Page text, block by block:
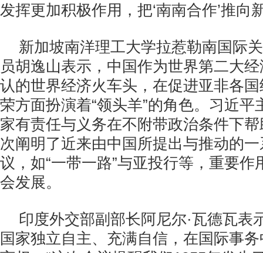
发挥更加积极作用，把‘南南合作’推向
新加坡南洋理工大学拉惹勒南国际
员胡逸山表示，中国作为世界第二大
认的世界经济火车头，在促进亚非各
荣方面扮演着“领头羊”的角色。习近平
家有责任与义务在不附带政治条件下
次阐明了近来由中国所提出与推动的
议，如“一带一路”与亚投行等，重要作
会发展。
印度外交部副部长阿尼尔·瓦德瓦表
国家独立自主、充满自信，在国际事